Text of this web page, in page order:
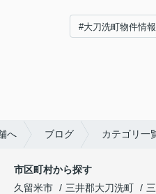
#大刀洗町物件情報
へ ブログ カテゴリ一
市区町村から探す
久留米市
三井郡大刀洗町